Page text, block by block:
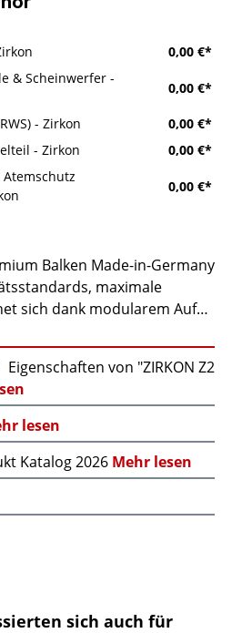
0,00 €*
& Scheinwerfer -
0,00 €*
- Zirkon
0,00 €*
- Zirkon
0,00 €*
0,00 €*
Balken Made-in-Germany
maximale
sich dank modularem Auf…
Eigenschaften von "ZIRKON Z2
lesen
Katalog 2026 Mehr lesen
sich auch für